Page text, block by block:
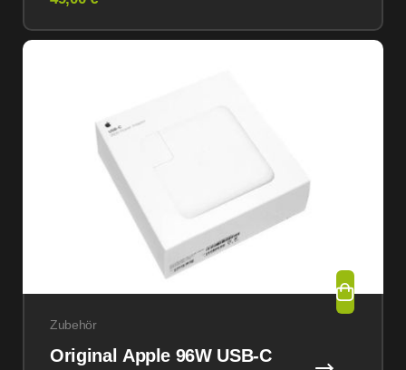
Zubehör
Original Apple 96W USB-C